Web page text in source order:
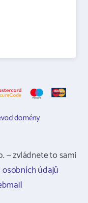
domény
— zvládnete to sami
údajů